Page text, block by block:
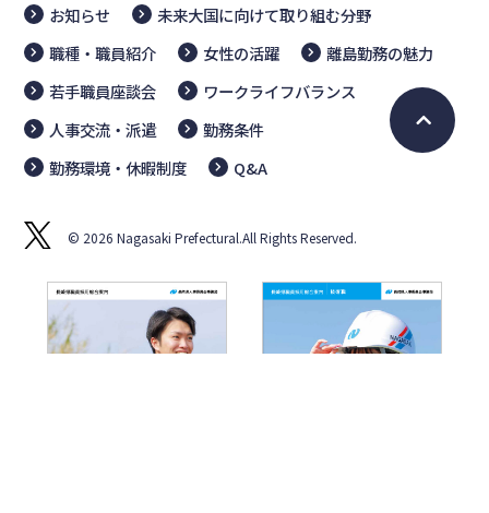
お知らせ
未来大国に向けて取り組む分野
職種・職員紹介
女性の活躍
離島勤務の魅力
若手職員座談会
ワークライフバランス
人事交流・派遣
勤務条件
勤務環境・休暇制度
Q&A
© 2026 Nagasaki Prefectural.All Rights Reserved.